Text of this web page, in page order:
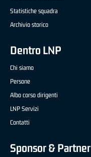
Statistiche squadra
Archivio storico
Dentro LNP
Chi siamo
Persone
Albo corso dirigenti
LNP Servizi
Contatti
Sponsor & Partner